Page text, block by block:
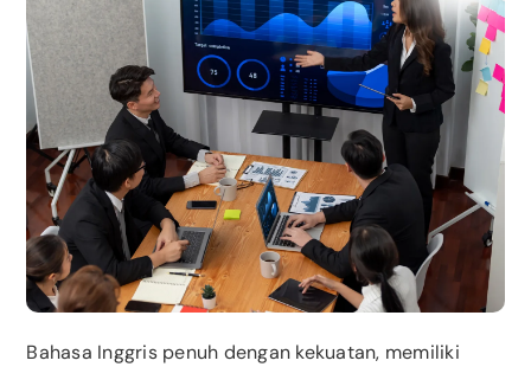
Bahasa Inggris penuh dengan kekuatan, memiliki